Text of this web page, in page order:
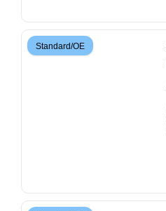
Standard/OE